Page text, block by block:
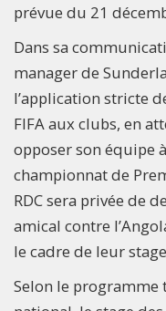
prévue du 21
Dans sa
manager de
l’application stricte
FIFA aux clubs, en
opposer son équipe
championnat de
RDC sera privée de
amical contre
le cadre de leur
Selon le programme